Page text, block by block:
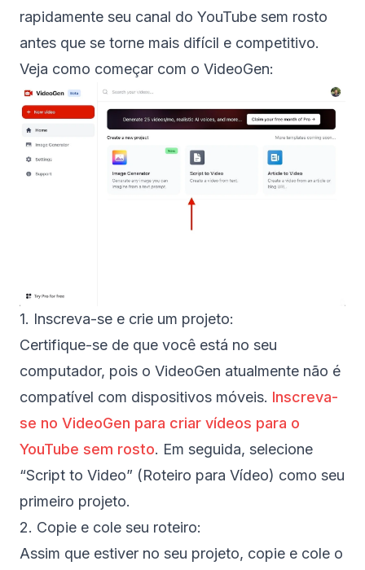
rapidamente seu canal do YouTube sem rosto
antes que se torne mais difícil e competitivo.
Veja como começar com o VideoGen:
1. Inscreva-se e crie um projeto:
Certifique-se de que você está no seu
computador, pois o VideoGen atualmente não é
compatível com dispositivos móveis. Inscreva-
se no VideoGen para criar vídeos para o
YouTube sem rosto. Em seguida, selecione
“Script to Video” (Roteiro para Vídeo) como seu
primeiro projeto.
2. Copie e cole seu roteiro:
Assim que estiver no seu projeto, copie e cole o